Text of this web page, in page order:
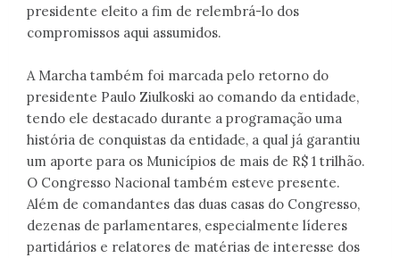
presidente eleito a fim de relembrá-lo dos
compromissos aqui assumidos.
A Marcha também foi marcada pelo retorno do
presidente Paulo Ziulkoski ao comando da entidade,
tendo ele destacado durante a programação uma
história de conquistas da entidade, a qual já garantiu
um aporte para os Municípios de mais de R$ 1 trilhão.
O Congresso Nacional também esteve presente.
Além de comandantes das duas casas do Congresso,
dezenas de parlamentares, especialmente líderes
partidários e relatores de matérias de interesse dos